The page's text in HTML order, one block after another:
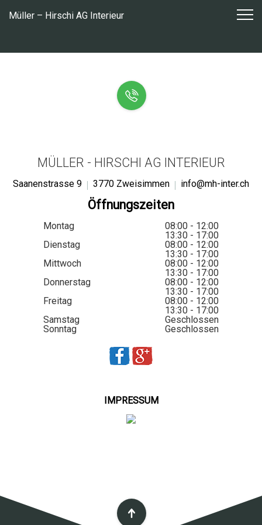
Inhalt
Müller – Hirschi AG Interieur
MÜLLER - HIRSCHI AG INTERIEUR
Saanenstrasse 9 3770 Zweisimmen info@mh-inter.ch
Öffnungszeiten
Montag
08:00 - 12:00
13:30 - 17:00
Dienstag
08:00 - 12:00
13:30 - 17:00
Mittwoch
08:00 - 12:00
13:30 - 17:00
Donnerstag
08:00 - 12:00
13:30 - 17:00
Freitag
08:00 - 12:00
13:30 - 17:00
Samstag
Geschlossen
Sonntag
Geschlossen
IMPRESSUM